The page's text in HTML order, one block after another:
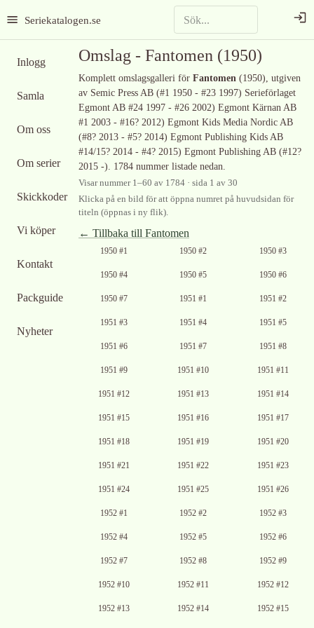
Seriekatalogen.se
Inlogg
Samla
Om oss
Om serier
Skickkoder
Vi köper
Kontakt
Packguide
Nyheter
Omslag - Fantomen (1950)
Komplett omslagsgalleri för Fantomen (1950), utgiven
av Semic Press AB (#1 1950 - #23 1997) Serieförlaget
Egmont AB #24 1997 - #26 2002) Egmont Kärnan AB
#1 2003 - #16? 2012) Egmont Kids Media Nordic AB
(#8? 2013 - #5? 2014) Egmont Publishing Kids AB
#14/15? 2014 - #4? 2015) Egmont Publishing AB (#12?
2015 -). 1784 nummer listade nedan.
Visar nummer 1–60 av 1784 · sida 1 av 30
Klicka på en bild för att öppna numret på huvudsidan för
titeln (öppnas i ny flik).
← Tillbaka till Fantomen
1950 #1 1950 #2 1950 #3
1950 #4 1950 #5 1950 #6
1950 #7 1951 #1 1951 #2
1951 #3 1951 #4 1951 #5
1951 #6 1951 #7 1951 #8
1951 #9 1951 #10 1951 #11
1951 #12 1951 #13 1951 #14
1951 #15 1951 #16 1951 #17
1951 #18 1951 #19 1951 #20
1951 #21 1951 #22 1951 #23
1951 #24 1951 #25 1951 #26
1952 #1 1952 #2 1952 #3
1952 #4 1952 #5 1952 #6
1952 #7 1952 #8 1952 #9
1952 #10 1952 #11 1952 #12
1952 #13 1952 #14 1952 #15